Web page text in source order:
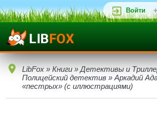
Войти
LibFox » Книги » Детективы и
Полицейский детектив » Аркадий
«пестрых» (с иллюстрациями)